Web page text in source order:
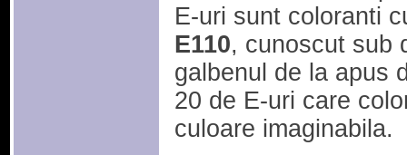
E-uri sunt coloranti
E110, cunoscut sub
galbenul de la apus
20 de E-uri care
culoare imaginabila.